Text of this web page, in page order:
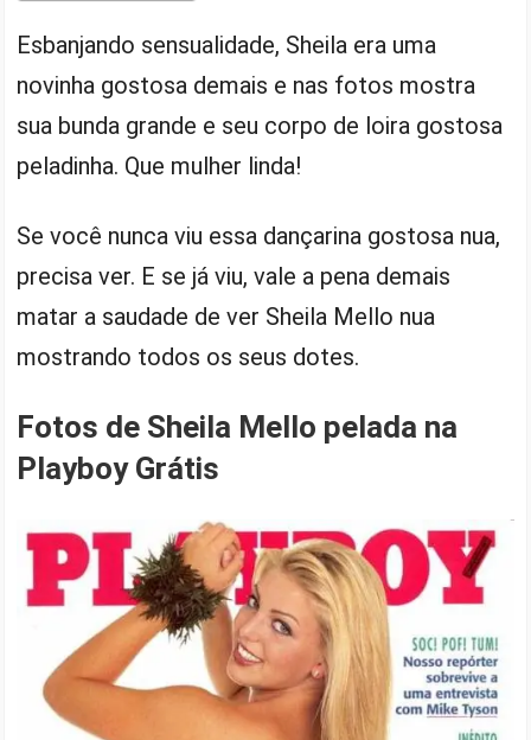
Esbanjando sensualidade, Sheila era uma
novinha gostosa demais e nas fotos mostra
sua bunda grande e seu corpo de loira gostosa
peladinha. Que mulher linda!
Se você nunca viu essa dançarina gostosa nua,
precisa ver. E se já viu, vale a pena demais
matar a saudade de ver Sheila Mello nua
mostrando todos os seus dotes.
Fotos de Sheila Mello pelada na
Playboy Grátis